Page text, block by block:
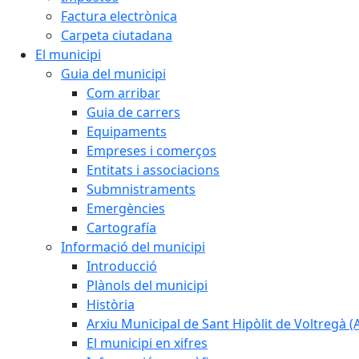
Factura electrònica
Carpeta ciutadana
El municipi
Guia del municipi
Com arribar
Guia de carrers
Equipaments
Empreses i comerços
Entitats i associacions
Submnistraments
Emergències
Cartografía
Informació del municipi
Introducció
Plànols del municipi
Història
Arxiu Municipal de Sant Hipòlit de Voltregà
El municipi en xifres